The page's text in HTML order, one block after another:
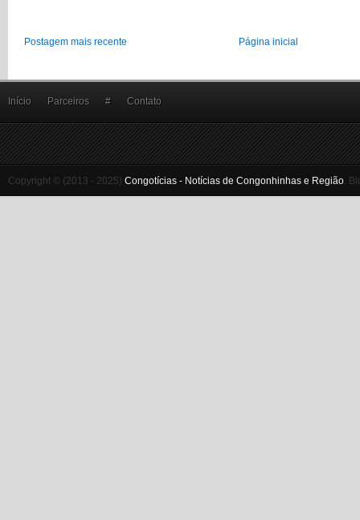
Postagem mais recente Página inicial
Início Parceiros # Contato
Copyright © (2013 - 2025) Congotícias - Notícias de Congonhinhas e Região.